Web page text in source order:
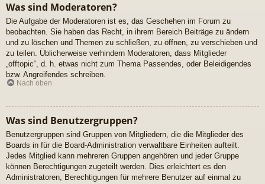
Was sind Moderatoren?
Die Aufgabe der Moderatoren ist es, das Geschehen im Forum zu
beobachten. Sie haben das Recht, in ihrem Bereich Beiträge zu ändern
und zu löschen und Themen zu schließen, zu öffnen, zu verschieben und
zu teilen. Üblicherweise verhindern Moderatoren, dass Mitglieder
„offtopic“, d. h. etwas nicht zum Thema Passendes, oder Beleidigendes
bzw. Angreifendes schreiben.
Nach oben
Was sind Benutzergruppen?
Benutzergruppen sind Gruppen von Mitgliedern, die die Mitglieder des
Boards in für die Board-Administration verwaltbare Einheiten aufteilt.
Jedes Mitglied kann mehreren Gruppen angehören und jeder Gruppe
können Berechtigungen zugeteilt werden. Dies erleichtert es den
Administratoren, Berechtigungen für mehrere Benutzer auf einmal zu